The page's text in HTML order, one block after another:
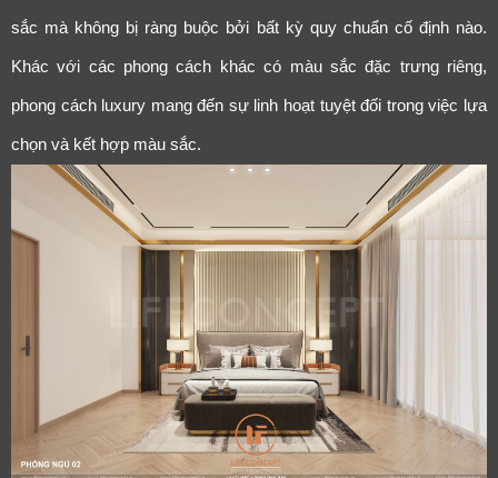
sắc mà không bị ràng buộc bởi bất kỳ quy chuẩn cố định nào.
Khác với các phong cách khác có màu sắc đặc trưng riêng,
phong cách luxury mang đến sự linh hoạt tuyệt đối trong việc lựa
chọn và kết hợp màu sắc.